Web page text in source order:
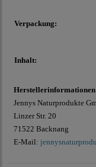
Verpackung:
Inhalt:
Jennys Naturprodukte
Linzer Str. 20
71522 Backnang
E-Mail: